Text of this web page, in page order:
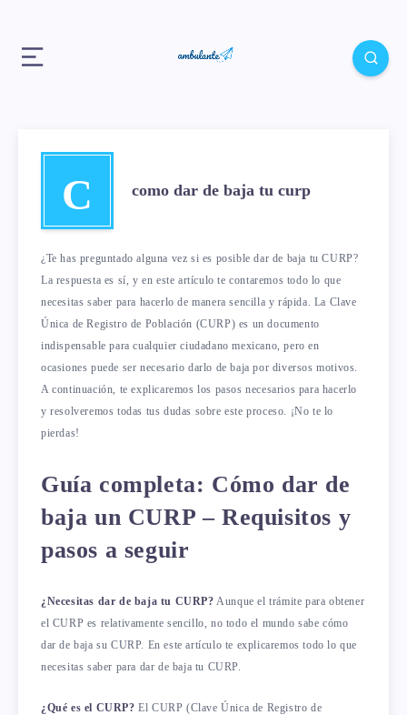
C como dar de baja tu curp
¿Te has preguntado alguna vez si es posible dar de baja tu CURP?
La respuesta es sí, y en este artículo te contaremos todo lo que
necesitas saber para hacerlo de manera sencilla y rápida. La Clave
Única de Registro de Población (CURP) es un documento
indispensable para cualquier ciudadano mexicano, pero en
ocasiones puede ser necesario darlo de baja por diversos motivos.
A continuación, te explicaremos los pasos necesarios para hacerlo
y resolveremos todas tus dudas sobre este proceso. ¡No te lo
pierdas!
Guía completa: Cómo dar de
baja un CURP – Requisitos y
pasos a seguir
¿Necesitas dar de baja tu CURP? Aunque el trámite para obtener
el CURP es relativamente sencillo, no todo el mundo sabe cómo
dar de baja su CURP. En este artículo te explicaremos todo lo que
necesitas saber para dar de baja tu CURP.
¿Qué es el CURP? El CURP (Clave Única de Registro de